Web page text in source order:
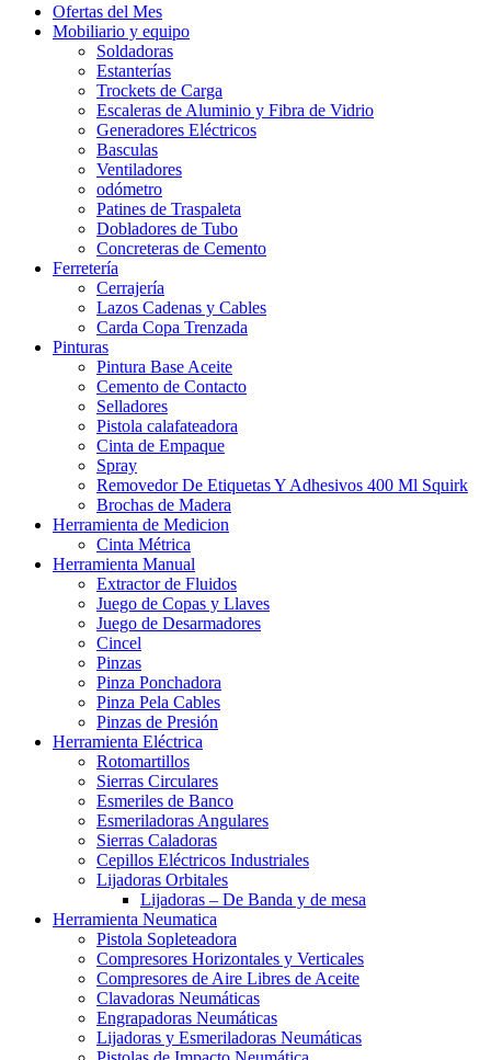
Ofertas del Mes
Mobiliario y equipo
Soldadoras
Estanterías
Trockets de Carga
Escaleras de Aluminio y Fibra de Vidrio
Generadores Eléctricos
Basculas
Ventiladores
odómetro
Patines de Traspaleta
Dobladores de Tubo
Concreteras de Cemento
Ferretería
Cerrajería
Lazos Cadenas y Cables
Carda Copa Trenzada
Pinturas
Pintura Base Aceite
Cemento de Contacto
Selladores
Pistola calafateadora
Cinta de Empaque
Spray
Removedor De Etiquetas Y Adhesivos 400 Ml Squirk
Brochas de Madera
Herramienta de Medicion
Cinta Métrica
Herramienta Manual
Extractor de Fluidos
Juego de Copas y Llaves
Juego de Desarmadores
Cincel
Pinzas
Pinza Ponchadora
Pinza Pela Cables
Pinzas de Presión
Herramienta Eléctrica
Rotomartillos
Sierras Circulares
Esmeriles de Banco
Esmeriladoras Angulares
Sierras Caladoras
Cepillos Eléctricos Industriales
Lijadoras Orbitales
Lijadoras – De Banda y de mesa
Herramienta Neumatica
Pistola Sopleteadora
Compresores Horizontales y Verticales
Compresores de Aire Libres de Aceite
Clavadoras Neumáticas
Engrapadoras Neumáticas
Lijadoras y Esmeriladoras Neumáticas